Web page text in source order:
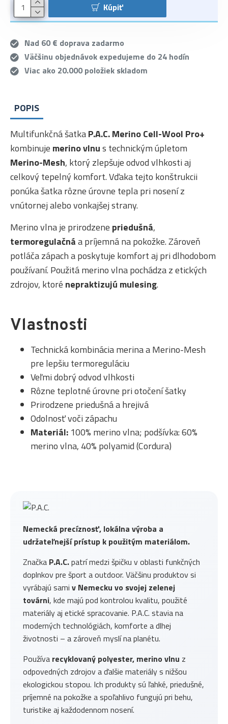
Kúpiť
Nad 60 € doprava zadarmo
Väčšinu objednávok expedujeme do 24 hodín
Viac ako 20.000 položiek skladom
Nemecká precíznosť, lokálna výroba a
udržateľnejší prístup k použitým materiálom.
Značka P.A.C.patrí medzi špičku v oblasti funkčných
doplnkov pre šport a outdoor. Väčšinu produktov si
vyrábajú sami v Nemecku vo svojej zelenej
továrni, kde majú pod kontrolou kvalitu, použité
materiály aj etické spracovanie. P.A.C. stavia na
moderných technológiách, komforte a dlhej
životnosti – a zároveň myslí na planétu.
Používa recyklovaný polyester, merino vlnu z
odpovedných zdrojov a ďalšie materiály s nižšou
ekologickou stopou. Ich produkty sú ľahké, priedušné,
príjemné na pokožke a spoľahlivo fungujú pri behu,
turistike aj každodennom nosení.
POPIS
Multifunkčná šatkaP.A.C. Merino Cell-Wool Pro+
kombinuje merino vlnus technickým úpletom
Merino-Mesh, ktorý zlepšuje odvod vlhkosti aj
celkový tepelný komfort. Vďaka tejto konštrukcii
ponúka šatka rôzne úrovne tepla pri nosení z
vnútornej alebo vonkajšej strany.
Merino vlna je prirodzene priedušná,
termoregulačnáa príjemná na pokožke. Zároveň
potláča zápach a poskytuje komfort aj pri dlhodobom
používaní. Použitá merino vlna pochádza z etických
zdrojov, ktoré nepraktizujú mulesing.
Vlastnosti
Technická kombinácia merina a Merino-Mesh
pre lepšiu termoreguláciu
Veľmi dobrý odvod vlhkosti
Rôzne teplotné úrovne pri otočení šatky
Prirodzene priedušná a hrejivá
Odolnosť voči zápachu
Materiál: 100% merino vlna; podšívka: 60%
merino vlna, 40% polyamid (Cordura)